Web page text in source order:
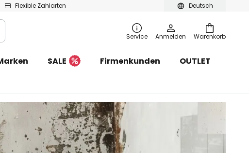
Deutsch
Flexible Zahlarten
Warenkorb
Service Anmelden
SALE Firmenkunden
OUTLET